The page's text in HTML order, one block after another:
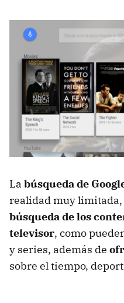
La búsqueda de
realidad muy limitada,
búsqueda de los
televisor, como
y series, además de
sobre el tiempo,